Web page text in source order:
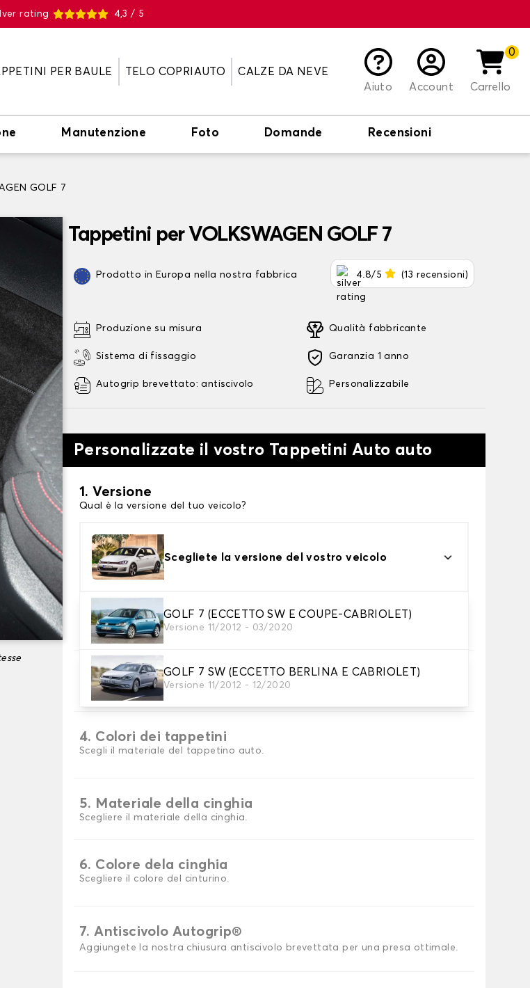
4,3 / 5
PER BAULE TELO COPRIAUTO
CALZE DA NEVE
Aiuto
Account
0
Carrello
Manutenzione Foto Domande Recensioni
GOLF 7
Tappetini per VOLKSWAGEN GOLF 7
Prodotto in Europa nella nostra fabbrica 4.8/5 (13 recensioni)
Produzione su misura
Sistema di fissaggio
Autogrip brevettato: antiscivolo
Qualità fabbricante
Garanzia 1 anno
Personalizzabile
Personalizzate il vostro Tappetini Auto auto
1. Versione
Qual è la versione del tuo veicolo?
Scegliete la versione del vostro veicolo
GOLF 7 (ECCETTO SW E COUPE-CABRIOLET)
Versione 11/2012 - 03/2020
GOLF 7 SW (ECCETTO BERLINA E CABRIOLET)
Versione 11/2012 - 12/2020
2. Materiale
Scegli il materiale del tappetini auto
3. Set di tappetini
Selezionare il numero di tappetini per auto necessari.
4. Colori dei tappetini
Scegli il materiale del tappetino auto.
5. Materiale della cinghia
Scegliere il materiale della cinghia.
6. Colore dela cinghia
Scegliere il colore del cinturino.
7. Antiscivolo Autogrip®
Aggiungete la nostra chiusura antiscivolo brevettata per una presa ottimale.